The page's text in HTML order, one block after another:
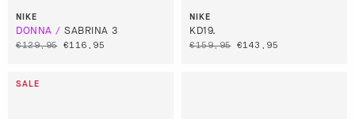
NIKE
SABRINA 3
€129,95 €116,95
NIKE
KD19.
€159,95 €143,95